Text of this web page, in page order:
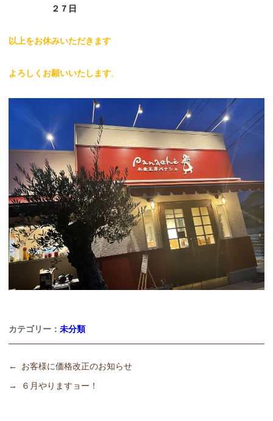
２７日
以上をお休みいただきます
よろしくお願いいたします。
カテゴリー： 未分類
←
お客様に価格改正のお知らせ
→
６月やりますョー！